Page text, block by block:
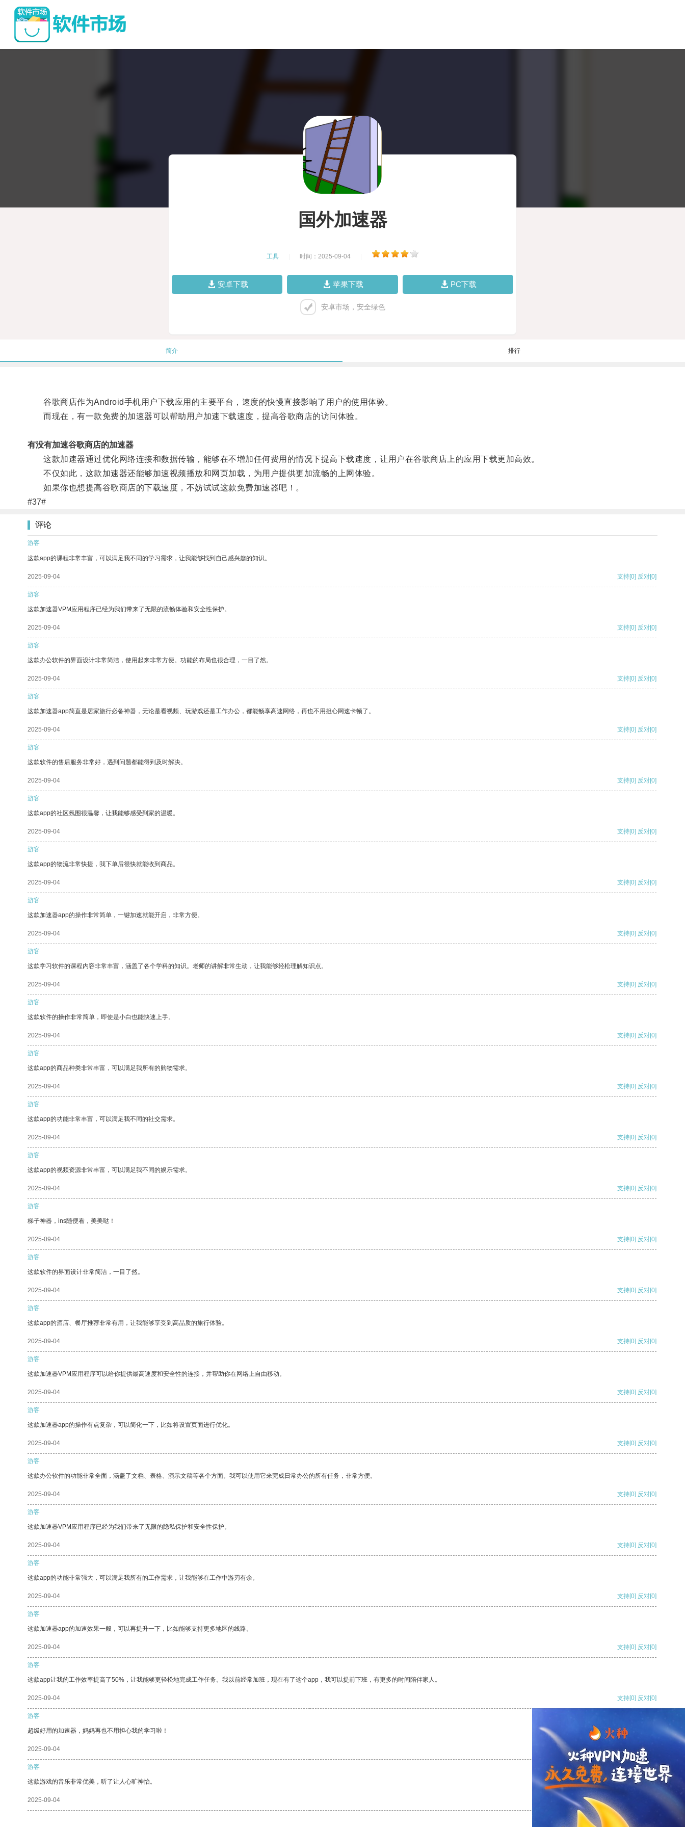
国外加速器
工具 时间：2025-09-04
安卓下载 苹果下载 PC下载
安卓市场，安全绿色
简介 排行
谷歌商店作为Android手机用户下载应用的主要平台，速度的快慢直接影响了用户的使用体验。
而现在，有一款免费的加速器可以帮助用户加速下载速度，提高谷歌商店的访问体验。
有没有加速谷歌商店的加速器
这款加速器通过优化网络连接和数据传输，能够在不增加任何费用的情况下提高下载速度，让用户在谷歌商店上的应用下载更加高效。
不仅如此，这款加速器还能够加速视频播放和网页加载，为用户提供更加流畅的上网体验。
如果你也想提高谷歌商店的下载速度，不妨试试这款免费加速器吧！。
#37#
评论
游客
这款app的课程非常丰富，可以满足我不同的学习需求，让我能够找到自己感兴趣的知识。
2025-09-04 支持[0] 反对[0]
游客
这款加速器VPM应用程序已经为我们带来了无限的流畅体验和安全性保护。
2025-09-04 支持[0] 反对[0]
游客
这款办公软件的界面设计非常简洁，使用起来非常方便。功能的布局也很合理，一目了然。
2025-09-04 支持[0] 反对[0]
游客
这款加速器app简直是居家旅行必备神器，无论是看视频、玩游戏还是工作办公，都能畅享高速网络，再也不用担心网速卡顿了。
2025-09-04 支持[0] 反对[0]
游客
这款软件的售后服务非常好，遇到问题都能得到及时解决。
2025-09-04 支持[0] 反对[0]
游客
这款app的社区氛围很温馨，让我能够感受到家的温暖。
2025-09-04 支持[0] 反对[0]
游客
这款app的物流非常快捷，我下单后很快就能收到商品。
2025-09-04 支持[0] 反对[0]
游客
这款加速器app的操作非常简单，一键加速就能开启，非常方便。
2025-09-04 支持[0] 反对[0]
游客
这款学习软件的课程内容非常丰富，涵盖了各个学科的知识。老师的讲解非常生动，让我能够轻松理解知识点。
2025-09-04 支持[0] 反对[0]
游客
这款软件的操作非常简单，即使是小白也能快速上手。
2025-09-04 支持[0] 反对[0]
游客
这款app的商品种类非常丰富，可以满足我所有的购物需求。
2025-09-04 支持[0] 反对[0]
游客
这款app的功能非常丰富，可以满足我不同的社交需求。
2025-09-04 支持[0] 反对[0]
游客
这款app的视频资源非常丰富，可以满足我不同的娱乐需求。
2025-09-04 支持[0] 反对[0]
游客
梯子神器，ins随便看，美美哒！
2025-09-04 支持[0] 反对[0]
游客
这款软件的界面设计非常简洁，一目了然。
2025-09-04 支持[0] 反对[0]
游客
这款app的酒店、餐厅推荐非常有用，让我能够享受到高品质的旅行体验。
2025-09-04 支持[0] 反对[0]
游客
这款加速器VPM应用程序可以给你提供最高速度和安全性的连接，并帮助你在网络上自由移动。
2025-09-04 支持[0] 反对[0]
游客
这款加速器app的操作有点复杂，可以简化一下，比如将设置页面进行优化。
2025-09-04 支持[0] 反对[0]
游客
这款办公软件的功能非常全面，涵盖了文档、表格、演示文稿等各个方面。我可以使用它来完成日常办公的所有任务，非常方便。
2025-09-04 支持[0] 反对[0]
游客
这款加速器VPM应用程序已经为我们带来了无限的隐私保护和安全性保护。
2025-09-04 支持[0] 反对[0]
游客
这款app的功能非常强大，可以满足我所有的工作需求，让我能够在工作中游刃有余。
2025-09-04 支持[0] 反对[0]
游客
这款加速器app的加速效果一般，可以再提升一下，比如能够支持更多地区的线路。
2025-09-04 支持[0] 反对[0]
游客
这款app让我的工作效率提高了50%，让我能够更轻松地完成工作任务。我以前经常加班，现在有了这个app，我可以提前下班，有更多的时间陪伴家人。
2025-09-04 支持[0] 反对[0]
游客
超级好用的加速器，妈妈再也不用担心我的学习啦！
2025-09-04 支持 反对
游客
这款游戏的音乐非常优美，听了让人心旷神怡。
2025-09-04 [0]